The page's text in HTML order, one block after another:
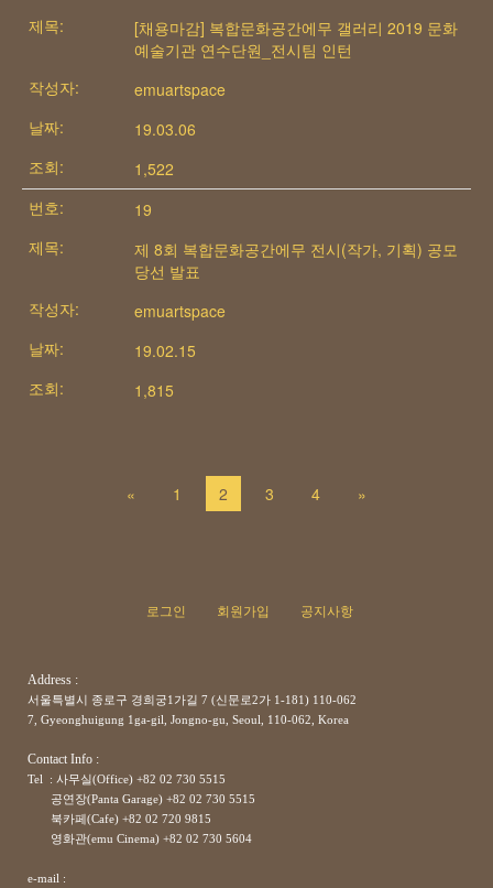
[채용마감] 복합문화공간에무 갤러리 2019 문화
예술기관 연수단원_전시팀 인턴
emuartspace
19.03.06
1,522
19
제 8회 복합문화공간에무 전시(작가, 기획) 공모
당선 발표
emuartspace
19.02.15
1,815
« 1 2 3 4 »
로그인 회원가입 공지사항
Address :
서울특별시 종로구 경희궁1가길 7 (신문로2가 1-181) 110-062
7, Gyeonghuigung 1ga-gil, Jongno-gu, Seoul, 110-062, Korea
Contact Info :
Tel : 사무실(Office) +82 02 730 5515
공연장(Panta Garage) +82 02 730 5515
북카페(Cafe) +82 02 720 9815
영화관(emu Cinema) +82 02 730 5604
e-mail :